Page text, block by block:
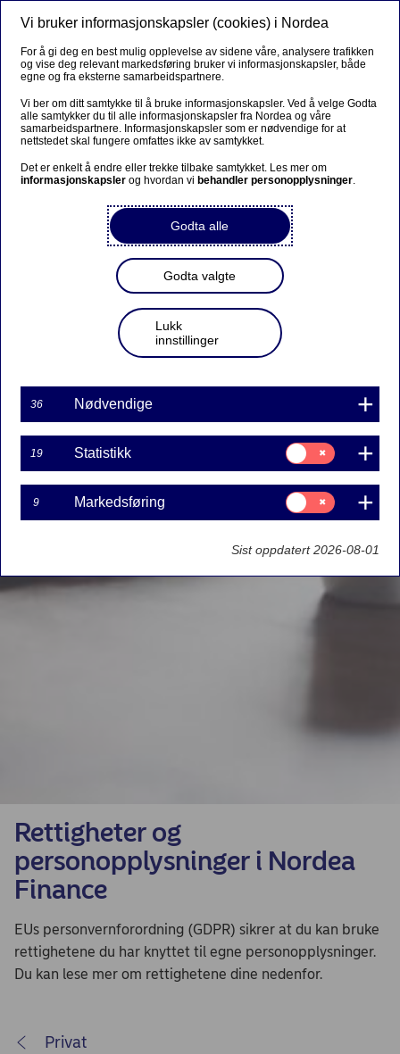
Rettigheter og
personopplysninger i Nordea
Finance
EUs personvernforordning (GDPR) sikrer at du kan bruke
rettighetene du har knyttet til egne personopplysninger.
Du kan lese mer om rettighetene dine nedenfor.
Privat
Vi bruker informasjonskapsler (cookies) i Nordea
For å gi deg en best mulig opplevelse av sidene våre, analysere trafikken
og vise deg relevant markedsføring bruker vi informasjonskapsler, både
egne og fra eksterne samarbeidspartnere.
Vi ber om ditt samtykke til å bruke informasjonskapsler. Ved å velge Godta
alle samtykker du til alle informasjonskapsler fra Nordea og våre
samarbeidspartnere. Informasjonskapsler som er nødvendige for at
nettstedet skal fungere omfattes ikke av samtykket.
Det er enkelt å endre eller trekke tilbake samtykket. Les mer om
informasjonskapsler og hvordan vi behandler personopplysninger.
Godta alle
Godta valgte
Lukk
innstillinger
36 Nødvendige
19 Statistikk
Samtykke
til:
Statistikk
9 Markedsføring
Samtykke
til:
Markedsføring
Sist oppdatert 2026-08-01